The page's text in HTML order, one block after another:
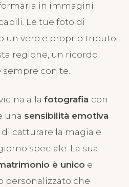
in immagini
Le tue foto di
un vero e proprio tributo
regione, un ricordo
con te.
alla fotografia con
una sensibilità emotiva
catturare la magia e
speciale. La sua
è unico e
personalizzato che